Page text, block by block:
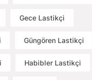
Gece Lastikçi
Güngören Lastikçi
Habibler Lastikçi